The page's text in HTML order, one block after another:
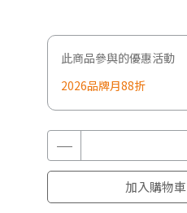
此商品參與的優惠活動
2026品牌月88折
加入購物車